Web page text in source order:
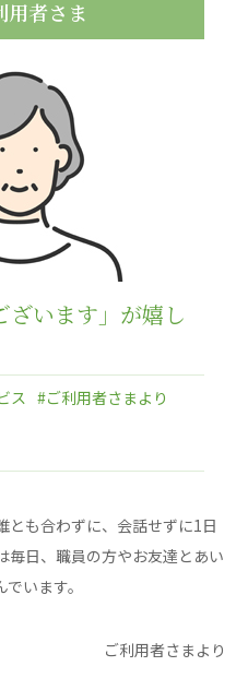
会
株式会社 鷹揚館
鷹揚館
株式会社 七星
用者さま
ざいます」が嬉し
ス #ご利用者さまより
とも合わずに、会話せずに1日
毎日、職員の方やお友達とあい
います。
ご利用者さまより